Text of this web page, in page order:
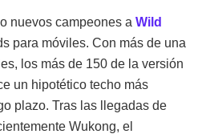
nuevos campeones a Wild
para móviles. Con más de una
los más de 150 de la versión
un hipotético techo más
plazo. Tras las llegadas de
Wukong, el